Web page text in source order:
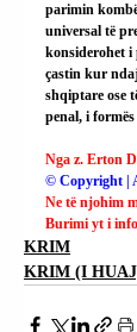
parimin
universal të
konsiderohet i
çastin kur
shqiptare ose
penal, i formës
Nga z. Erton
© Copyright |
Ne të njohim
Burimi yt i
KRIM
KRIM (I